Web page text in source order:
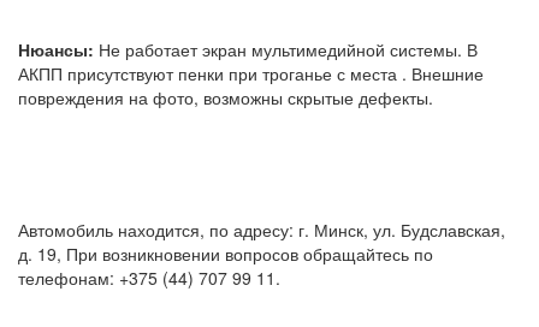
Нюансы: Не работает экран мультимедийной системы. В
АКПП присутствуют пенки при троганье с места . Внешние
повреждения на фото, возможны скрытые дефекты.
Автомобиль находится, по адресу: г. Минск, ул. Будславская,
д. 19, При возникновении вопросов обращайтесь по
телефонам: +375 (44) 707 99 11.